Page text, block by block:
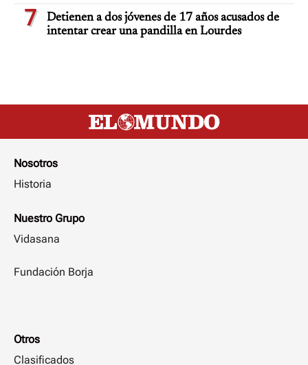
7
Detienen a dos jóvenes de 17 años acusados de
intentar crear una pandilla en Lourdes
Nosotros
Historia
Nuestro Grupo
Vidasana
Fundación Borja
Otros
Clasificados